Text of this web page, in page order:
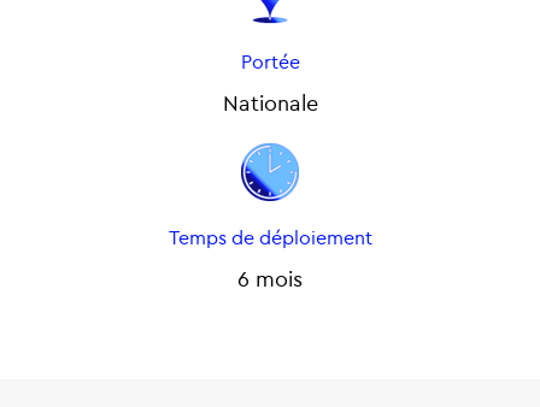
Portée
Nationale
Temps de déploiement
6 mois